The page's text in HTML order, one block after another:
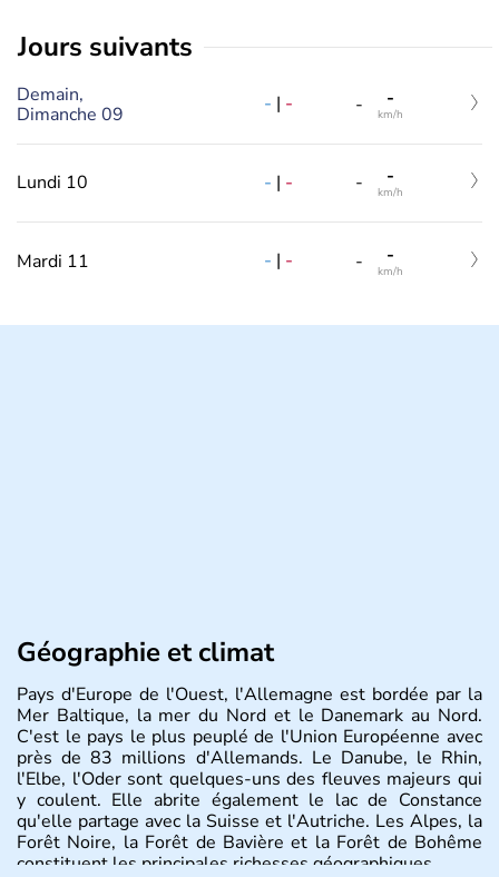
jours suivants
Demain,
Dimanche 09
- | - - -
km/h
Lundi 10 - | - - -
km/h
Mardi 11 - | - - -
km/h
Géographie et climat
Pays d'Europe de l'Ouest, l'Allemagne est bordée par la
Mer Baltique, la mer du Nord et le Danemark au Nord.
C'est le pays le plus peuplé de l'Union Européenne avec
près de 83 millions d'Allemands. Le Danube, le Rhin,
l'Elbe, l'Oder sont quelques-uns des fleuves majeurs qui
y coulent. Elle abrite également le lac de Constance
qu'elle partage avec la Suisse et l'Autriche. Les Alpes, la
Forêt Noire, la Forêt de Bavière et la Forêt de Bohême
constituent les principales richesses géographiques.